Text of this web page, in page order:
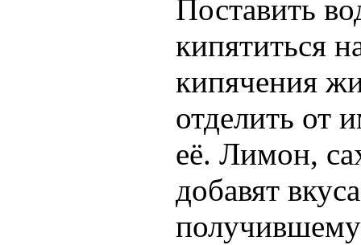
Поставить
кипятиться
кипячения
отделить от
её. Лимон,
добавят